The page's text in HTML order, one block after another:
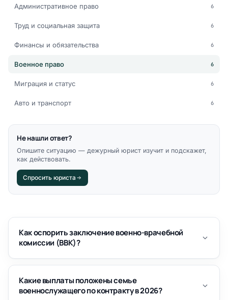
Административное право 6
Труд и социальная защита 6
Финансы и обязательства 6
Военное право 6
Миграция и статус 6
Авто и транспорт 6
Не нашли ответ?
Опишите ситуацию — дежурный юрист изучит и подскажет,
как действовать.
Спросить юриста
Как оспорить заключение военно-врачебной
комиссии (ВВК)?
Какие выплаты положены семье
военнослужащего по контракту в 2026?